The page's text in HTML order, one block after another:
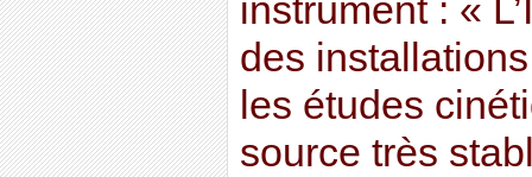
instrument : «
des
les études
source très